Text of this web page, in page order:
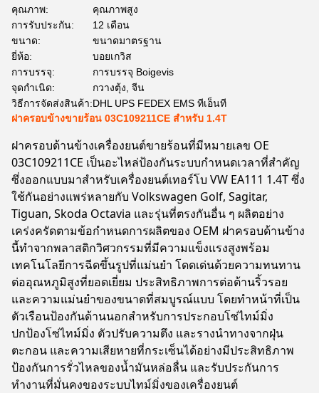
คุณภาพ:
คุณภาพสูง
การรับประกัน:
12 เดือน
ขนาด:
ขนาดมาตรฐาน
ยี่ห้อ:
บอยเกวิส
การบรรจุ:
การบรรจุ Boigevis
จุดกำเนิด:
กวางตุ้ง, จีน
วิธีการจัดส่งสินค้า:DHL UPS FEDEX EMS ทีเอ็นที
ฝาครอบข้างขายร้อน 03C109211CE สำหรับ 1.4T
ฝาครอบด้านข้างเครื่องยนต์ขายร้อนที่มีหมายเลข OE
03C109211CE เป็นอะไหล่ป้องกันระบบกำหนดเวลาที่สำคัญ
ซึ่งออกแบบมาสำหรับเครื่องยนต์เทอร์โบ VW EA111 1.4T ซึ่ง
ใช้กันอย่างแพร่หลายกับ Volkswagen Golf, Sagitar,
Tiguan, Skoda Octavia และรุ่นที่ตรงกันอื่น ๆ ผลิตอย่าง
เคร่งครัดตามข้อกำหนดการผลิตของ OEM ฝาครอบด้านข้าง
นี้ทำจากพลาสติกวิศวกรรมที่มีความแข็งแรงสูงพร้อม
เทคโนโลยีการฉีดขึ้นรูปที่แม่นยำ โดดเด่นด้วยความทนทาน
ต่ออุณหภูมิสูงที่ยอดเยี่ยม ประสิทธิภาพการต่อต้านริ้วรอย
และความแม่นยำของขนาดที่สมบูรณ์แบบ โดยทำหน้าที่เป็น
ตัวเรือนป้องกันด้านนอกสำหรับการประกอบโซ่ไทม์มิ่ง
ปกป้องโซ่ไทม์มิ่ง ตัวปรับความตึง และรางนำทางจากฝุ่น
ตะกอน และความเสียหายที่กระเซ็นได้อย่างมีประสิทธิภาพ
ป้องกันการรั่วไหลของน้ำมันหล่อลื่น และรับประกันการ
ทำงานที่มั่นคงของระบบไทม์มิ่งของเครื่องยนต์